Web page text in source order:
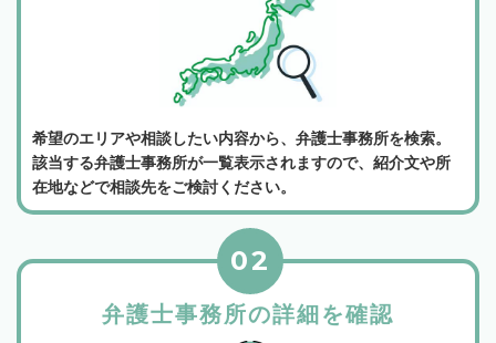
希望のエリアや相談したい内容から、弁護士事務所を検索。
該当する弁護士事務所が一覧表示されますので、紹介文や所
在地などで相談先をご検討ください。
弁護士事務所の詳細を確認
02